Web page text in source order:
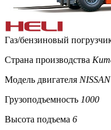
Газ/бензиновый
Страна производства
Модель двигателя
Грузоподъемность 1000
Высота подъема 6